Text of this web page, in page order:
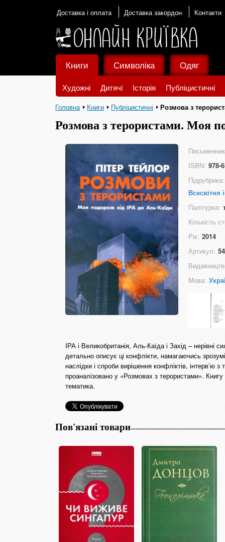
Доставка і оплата Доставка закордон Контакти
Книги
Художні Дитячі Історія Публіцистичні
Символіка Одяг
Головна Книги Публіцистичні Розмова з
Розмова з терористами. Моя
ISBN: 978-
Підрубрика:
Всесвітня
Палітурка:
Кількість
Рік: 2014
Артикул:
Мова:
ІРА і Великобританія, Аль-Каїда і Захід – нерівні
детально описує ці конфлікти, намагаючись
наслідки і спроби вирішення конфліктів,
проаналізовано у «Розмовах з терористами». Книгу
тематика.
Пов'язані товари